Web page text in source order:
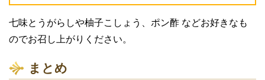
七味とうがらしや柚子こしょう、ポン酢 などお好きなも
のでお召し上がりください。
まとめ